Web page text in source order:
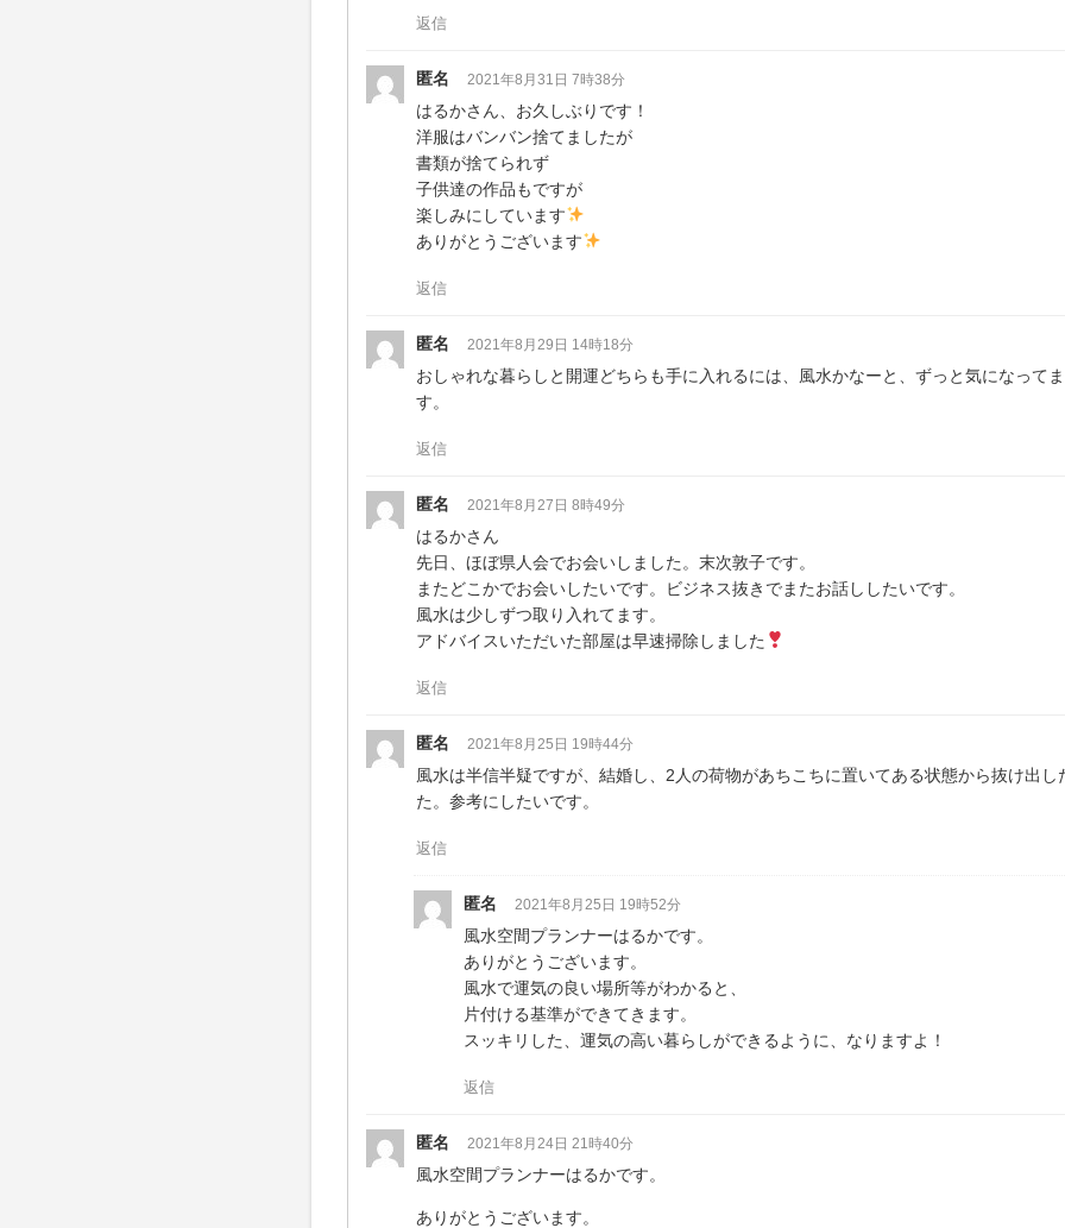
返信
匿名 2021年8月31日 7時38分
はるかさん、お久しぶりです！
洋服はバンバン捨てましたが
書類が捨てられず
子供達の作品もですが
楽しみにしています
ありがとうございます
返信
匿名 2021年8月29日 14時18分
おしゃれな暮らしと開運どちらも手に入れるには、風水かなーと、ずっと気になって
す。
返信
匿名 2021年8月27日 8時49分
はるかさん
先日、ほぼ県人会でお会いしました。末次敦子です。
またどこかでお会いしたいです。ビジネス抜きでまたお話ししたいです。
風水は少しずつ取り入れてます。
アドバイスいただいた部屋は早速掃除しました
返信
匿名 2021年8月25日 19時44分
風水は半信半疑ですが、結婚し、2人の荷物があちこちに置いてある状態から抜け出
た。参考にしたいです。
返信
匿名 2021年8月25日 19時52分
風水空間プランナーはるかです。
ありがとうございます。
風水で運気の良い場所等がわかると、
片付ける基準ができてきます。
スッキリした、運気の高い暮らしができるように、なりますよ！
返信
匿名 2021年8月24日 21時40分
風水空間プランナーはるかです。
ありがとうございます。